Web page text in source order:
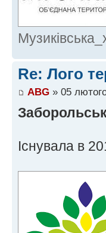
Re: Лого
ABG » 05
Існувала в